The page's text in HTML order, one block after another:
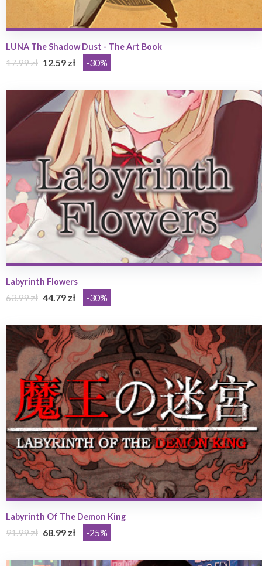
LUNA The Shadow Dust - The Art Book
17.99 zł 12.59 zł -30%
Labyrinth Flowers
63.99 zł 44.79 zł -30%
Labyrinth Of The Demon King
91.99 zł 68.99 zł -25%